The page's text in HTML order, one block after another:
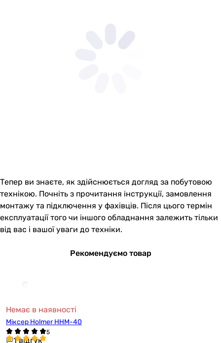
Тепер ви знаєте, як здійснюється догляд за побутовою
технікою. Почніть з прочитання інструкції, замовлення
монтажу та підключення у фахівців. Після цього термін
експлуатації того чи іншого обладнання залежить тільки
від вас і вашої уваги до техніки.
Рекомендуємо товар
Немає в наявності
Міксер Holmer HHM-40
1 відгук